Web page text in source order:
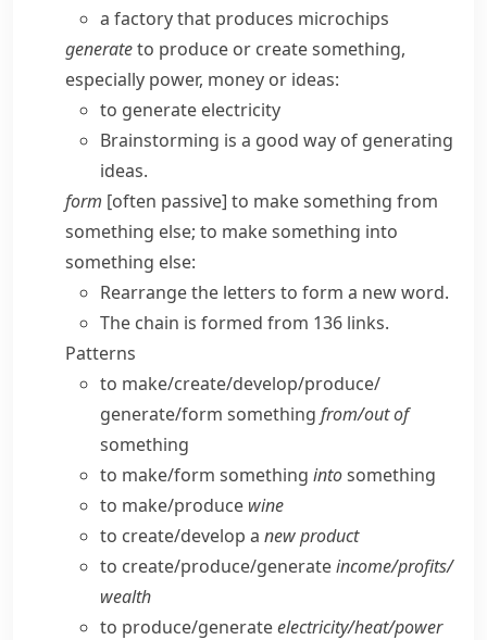
a factory that produces microchips
generateto produce or create something,
especially power, money or ideas:
to generate electricity
Brainstorming is a good way of generating
ideas.
form [often passive] to make something from
something else; to make something into
something else:
Rearrange the letters to form a new word.
The chain is formed from 136 links.
Patterns
to make/​create/​develop/​produce/​
generate/​form something from/​out of
something
to make/​form something intosomething
to make/​produce wine
to create/​develop a new product
to create/​produce/​generateincome/​profits/​
wealth
to produce/​generateelectricity/​heat/​power